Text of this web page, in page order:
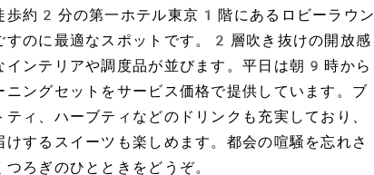
歩約2分の第一ホテル東京1階にあるロビーラウン
すのに最適なスポットです。2層吹き抜けの開放感
インテリアや調度品が並びます。平日は朝9時から
ングセットをサービス価格で提供しています。ブ
ィ、ハーブティなどのドリンクも充実しており、
するスイーツも楽しめます。都会の喧騒を忘れさ
ろぎのひとときをどうぞ。